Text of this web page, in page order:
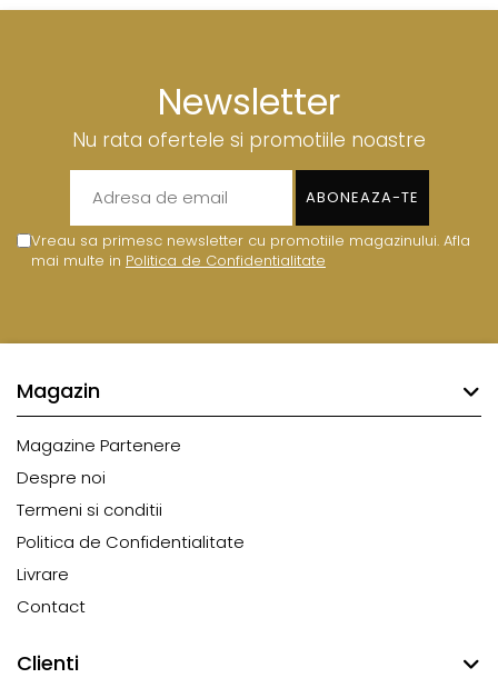
Newsletter
Nu rata ofertele si promotiile noastre
Vreau sa primesc newsletter cu promotiile magazinului. Afla
mai multe in Politica de Confidentialitate
Magazin
Magazine Partenere
Despre noi
Termeni si conditii
Politica de Confidentialitate
Livrare
Contact
Clienti